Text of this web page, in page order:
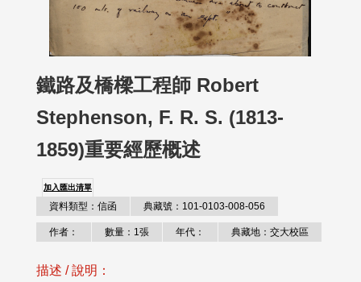
鐵路及橋樑工程師 Robert
Stephenson, F. R. S. (1813-
1859)重要經歷概述
加入匯出清單
資料類型：信函 典藏號：101-0103-008-056
作者： 數量：1張 年代： 典藏地：交大校區
描述 / 說明：